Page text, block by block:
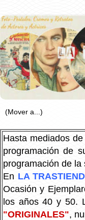
Hasta mediados
programación de
programación de la
En LA
Ocasión y
los años 40 y 50.
"ORIGINALES",